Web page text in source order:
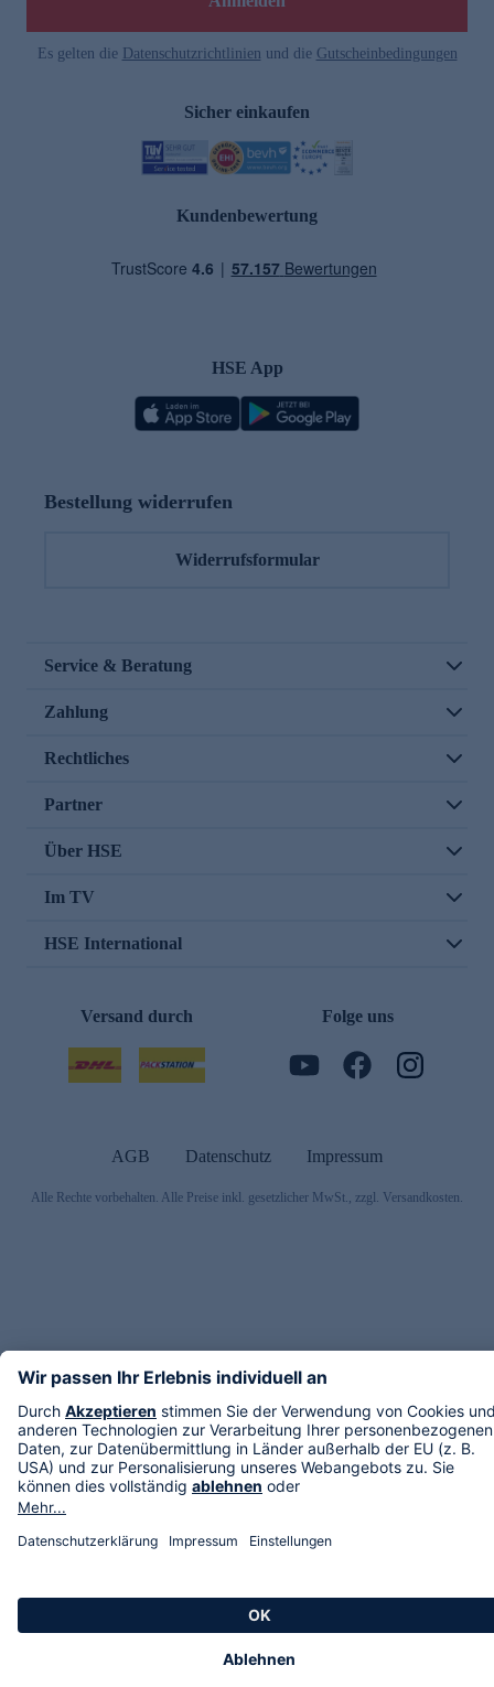
Es gelten die Datenschutzrichtlinien und die Gutscheinbedingungen
Sicher einkaufen
Kundenbewertung
HSE App
Bestellung widerrufen
Widerrufsformular
Service & Beratung
Zahlung
Rechtliches
Partner
Über HSE
Im TV
HSE International
Versand durch Folge uns
AGB Datenschutz Impressum
Alle Rechte vorbehalten. Alle Preise inkl. gesetzlicher MwSt., zzgl. Versandkosten.